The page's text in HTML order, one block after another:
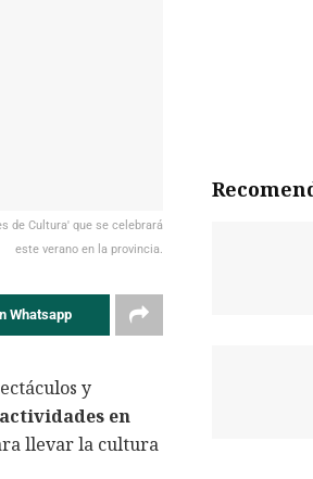
de Cultura' que se celebrará
este verano en la provincia.
Whatsapp
y
en
llevar la cultura